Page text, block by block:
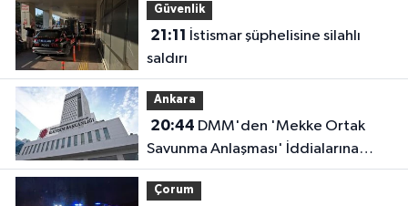
Güvenlik
21:11
saldırı
Ankara
20:44
Savunma Anlaşması' İddialarına
Yalanlama
Çorum